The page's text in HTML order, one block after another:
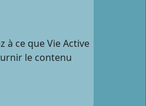
à ce que Vie Active
le contenu